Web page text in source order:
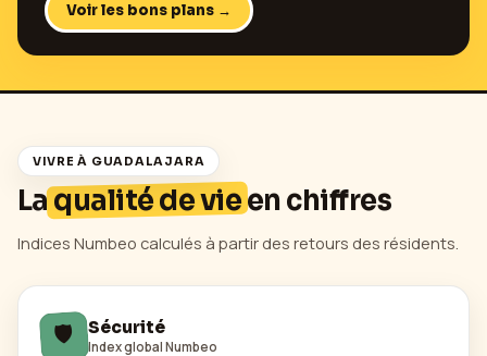
Voir les bons plans →
VIVRE À GUADALAJARA
Laqualité de vieen chiffres
Indices Numbeo calculés à partir des retours des résidents.
🛡️ Sécurité
Index global Numbeo